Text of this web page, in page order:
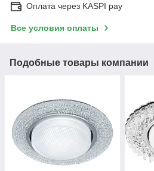
Оплата через KASPI pay
Все условия оплаты
Подобные товары компании